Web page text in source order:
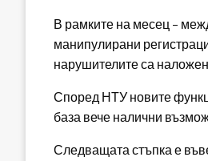
В рамките на месец –
манипулирани
нарушителите са
Според НТУ новите
база вече налични
Следващата стъпка е